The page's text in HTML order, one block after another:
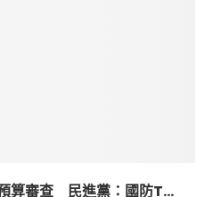
算審查 民進黨：國防T...